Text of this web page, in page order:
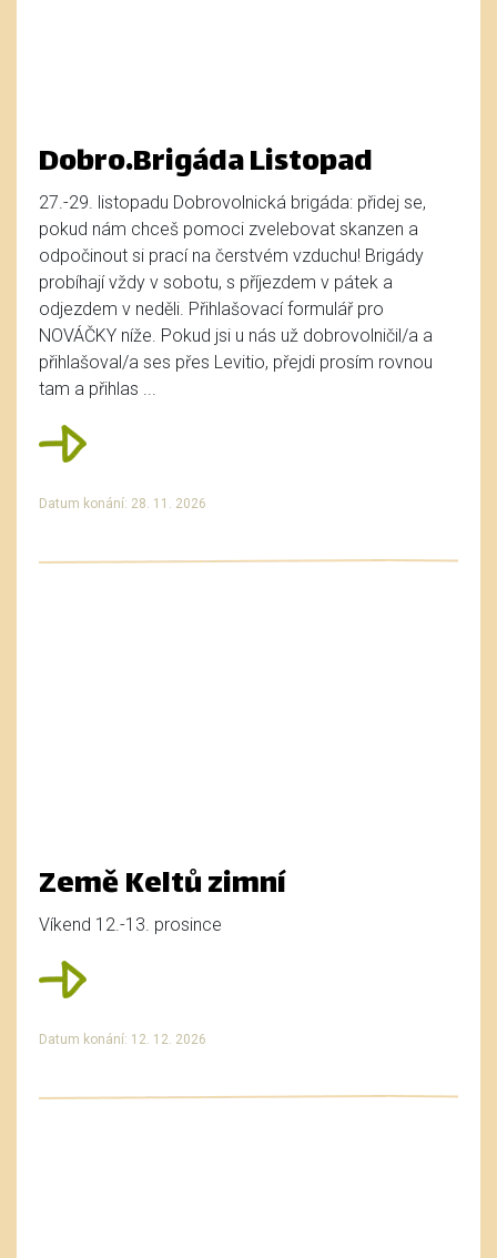
Dobro.Brigáda Listopad
27.-29. listopadu Dobrovolnická brigáda: přidej se,
pokud nám chceš pomoci zvelebovat skanzen a
odpočinout si prací na čerstvém vzduchu! Brigády
probíhají vždy v sobotu, s příjezdem v pátek a
odjezdem v neděli. Přihlašovací formulář pro
NOVÁČKY níže. Pokud jsi u nás už dobrovolničil/a a
přihlašoval/a ses přes Levitio, přejdi prosím rovnou
tam a přihlas ...
Datum konání: 28. 11. 2026
Země Keltů zimní
Víkend 12.-13. prosince
Datum konání: 12. 12. 2026